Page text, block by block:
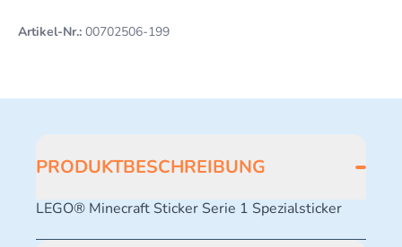
Artikel-Nr.: 00702506-199
PRODUKTBESCHREIBUNG
LEGO® Minecraft Sticker Serie 1 Spezialsticker